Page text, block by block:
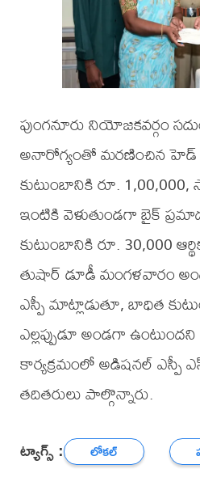
పుంగనూరు నియోజకవర్గం
అనారోగ్యంతో మరణించిన హెడ్
కుటుంబానికి రూ.
ఇంటికి వెళుతుండగా బైక్
కుటుంబానికి రూ. 30,000
తుషార్ డూడీ మంగళవారం
ఎస్పీ మాట్లాడుతూ, బాధిత
ఎల్లప్పుడూ అండగా
కార్యక్రమంలో అడిషనల్ ఎస్పీ
తదితరులు పాల్గొన్నారు.
ట్యాగ్స్ : లోకల్